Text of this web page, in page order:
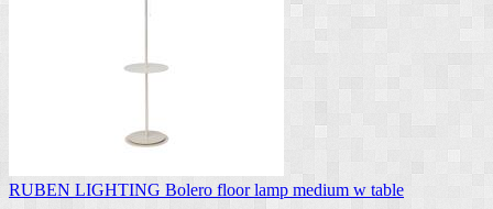
RUBEN LIGHTING Bolero floor lamp medium w table